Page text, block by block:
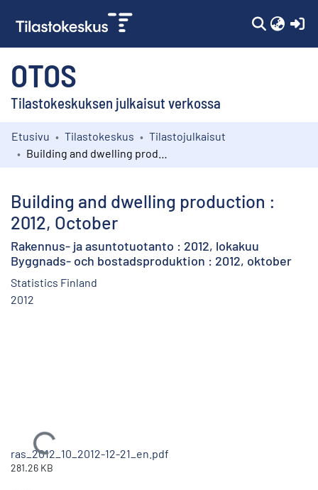
OTOS
Tilastokeskuksen julkaisut verkossa
Kokoelmat
Etusivu Tilastokeskus
Tilastojulkaisut
Building and dwelling production :
2012, October
Rakennus- ja asuntotuotanto : 2012, lokakuu
Byggnads- och bostadsproduktion : 2012, oktober
Statistics Finland
2012
Ladataan...
ras_2012_10_2012-12-21_en.pdf
281.26 KB